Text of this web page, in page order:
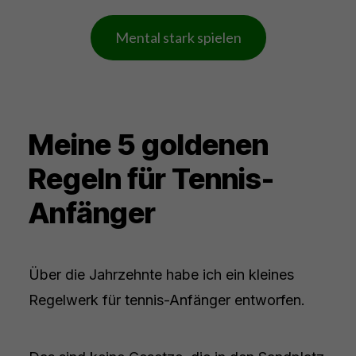
Mental stark spielen
Meine 5 goldenen
Regeln für Tennis-
Anfänger
Über die Jahrzehnte habe ich ein kleines
Regelwerk für tennis-Anfänger entworfen.